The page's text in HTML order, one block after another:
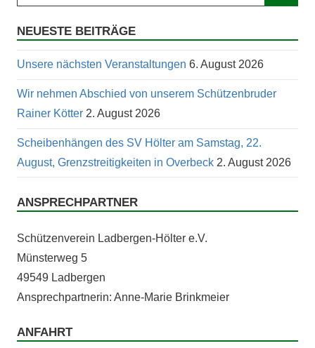
NEUESTE BEITRÄGE
Unsere nächsten Veranstaltungen 6. August 2026
Wir nehmen Abschied von unserem Schützenbruder
Rainer Kötter 2. August 2026
Scheibenhängen des SV Hölter am Samstag, 22.
August, Grenzstreitigkeiten in Overbeck 2. August 2026
ANSPRECHPARTNER
Schützen­vere­in Lad­ber­gen-Höl­ter e.V.
Mün­ster­weg 5
49549 Ladbergen
Ansprech­part­ner­in: Anne-Marie Brinkmeier
ANFAHRT